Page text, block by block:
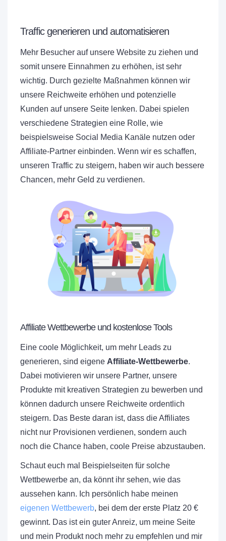
Traffic generieren und automatisieren
Mehr Besucher auf unsere Website zu ziehen und
somit unsere Einnahmen zu erhöhen, ist sehr
wichtig. Durch gezielte Maßnahmen können wir
unsere Reichweite erhöhen und potenzielle
Kunden auf unsere Seite lenken. Dabei spielen
verschiedene Strategien eine Rolle, wie
beispielsweise Social Media Kanäle nutzen oder
Affiliate-Partner einbinden. Wenn wir es schaffen,
unseren Traffic zu steigern, haben wir auch bessere
Chancen, mehr Geld zu verdienen.
Affiliate Wettbewerbe und kostenlose Tools
Eine coole Möglichkeit, um mehr Leads zu
generieren, sind eigene Affiliate-Wettbewerbe.
Dabei motivieren wir unsere Partner, unsere
Produkte mit kreativen Strategien zu bewerben und
können dadurch unsere Reichweite ordentlich
steigern. Das Beste daran ist, dass die Affiliates
nicht nur Provisionen verdienen, sondern auch
noch die Chance haben, coole Preise abzustauben.
Schaut euch mal Beispielseiten für solche
Wettbewerbe an, da könnt ihr sehen, wie das
aussehen kann. Ich persönlich habe meinen
eigenen Wettbewerb, bei dem der erste Platz 20 €
gewinnt. Das ist ein guter Anreiz, um meine Seite
und mein Produkt noch mehr zu empfehlen und mir